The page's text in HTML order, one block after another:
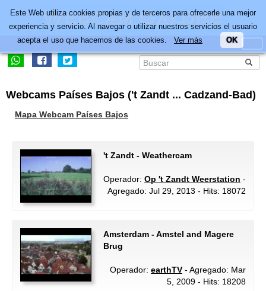
Webcams Países Bajos ('t Zandt ... Cadzand-Bad)
Mapa Webcam Países Bajos
't Zandt - Weathercam
Operador: Op 't Zandt Weerstation -
Agregado: Jul 29, 2013 - Hits: 18072
Amsterdam - Amstel and Magere
Brug
Operador: earthTV - Agregado: Mar
5, 2009 - Hits: 18208
Este Web utiliza cookies propias y de terceros para ofrecerle una mejor
experiencia y servicio. Al navegar o utilizar nuestros servicios el usuario
acepta el uso que hacemos de las cookies. Ver más OK